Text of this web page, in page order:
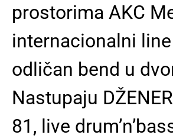
prostorima AKC
internacionalni
odličan bend u
Nastupaju
81, live